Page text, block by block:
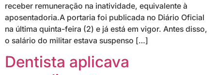
receber remuneração na inatividade, equivalente à
aposentadoria.A portaria foi publicada no Diário Oficial
na última quinta-feira (2) e já está em vigor. Antes disso,
o salário do militar estava suspenso […]
Dentista aplicava